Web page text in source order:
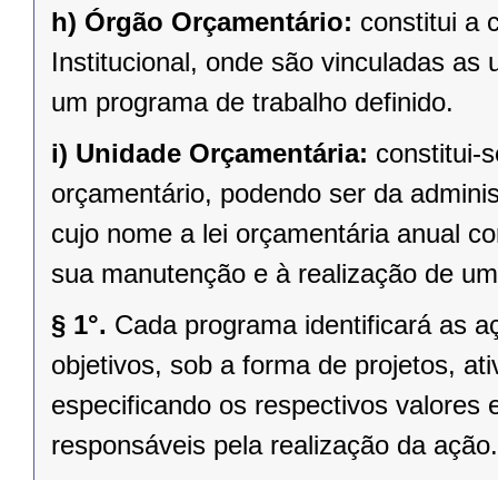
h) Órgão Orçamentário: constitui a
Institucional, onde são vinculadas as
um programa de trabalho definido.
i) Unidade Orçamentária: constitui-
orçamentário, podendo ser da
cujo nome a lei orçamentária anual
sua manutenção e à realização de
§ 1°. Cada programa identificará as
objetivos, sob a forma de projetos,
especificando os respectivos valores
responsáveis pela realização da ação.